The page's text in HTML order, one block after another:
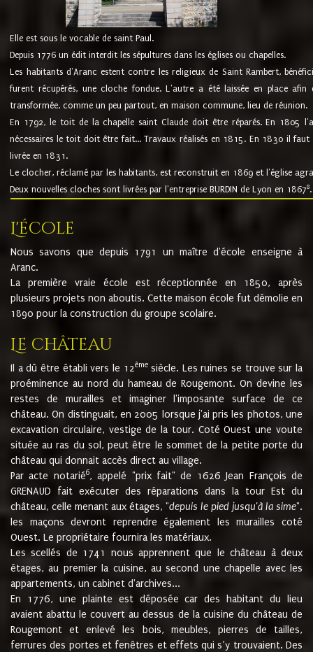
Elle est sous le vocable de saint Paul.
Depuis 1776 un édit interdit les sépultures dans les églises ou chapelles.
Les habitants d'Aranc estent contre les religieux de Saint Rambert,
furent récupérés, une cloche fondue. L'autre a été laissée en place
transformée, comme un peu partout, en maison commune, lieu de réunion.
En 1792, le toit de la chapelle saint Claude doit être réparés. En 1805
nécessaires le toit doit être fait... Travaux réalisés en 1815. En 1830 il
livrée en 1831.
Le clocher, réclamé par les habitants, est reconstruit en 1869 et l'église
Deux nouvelles cloches sont livrées par l'entreprise BURDIN de Lyon en 18678.
L'école
Nous savons que depuis 1791 un maître d'école enseigne à
Aranc.
La première vraie école est réceptionnée en 1850, après
plusieurs projets non aboutis. Cette maison école fut démolie en
1890 pour la construction du groupe scolaire.
Le château
Il a dû être établi vers le 12èmesiècle. Les ruines se trouve sur la
proéminence au nord du hameau de Rougemont. On devine les
restes de murailles et imaginer l'imposante surface de ce
château. On distinguait, en 2005 lorsque j'ai pris les photos, une
excavation circulaire, vestige de la tour. Coté Ouest une voute
située au ras du sol, peut être le sommet de la petite porte du
château qui donnait accès direct au village.
Par acte notarié6, appelé "prix fait" de 1626 Jean François de
GRENAUD fait exécuter des réparations dans la tour Est du
château, celle menant aux étages, "depuis le pied jusqu'à la sime".
les maçons devront reprendre également les murailles coté
Ouest. Le propriétaire fournira les matériaux.
Les scellés de 1741 nous apprennent que le château à deux
étages, au premier la cuisine, au second une chapelle avec les
appartements, un cabinet d'archives...
En 1776, une plainte est déposée car des habitant du lieu
avaient abattu le couvert au dessus de la cuisine du château de
Rougemont et enlevé les bois, meubles, pierres de tailles,
ferrures des portes et fenêtres et effets qui s’y trouvaient. Des